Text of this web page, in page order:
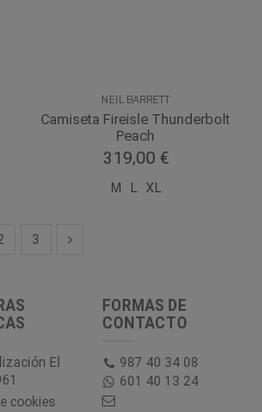
NEIL BARRETT
Camiseta Fireisle Thunderbolt
Peach
319,00 €
M L XL
3
El
cookies
FORMAS DE
CONTACTO
987 40 34 08
601 40 13 24